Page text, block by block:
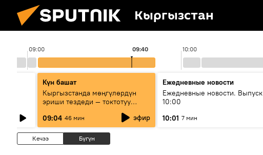
Кыргызстан
09:00 10:00
09:40
Күн башат
Кыргызстанда мөңгүлөрдүн
эриши тездеди — токтотуу
09:04 46 мин эфир
Ежедневные новости
Ежедневные новости. Выпуск
10:00
10:01 7 мин
Кечээ Бүгүн